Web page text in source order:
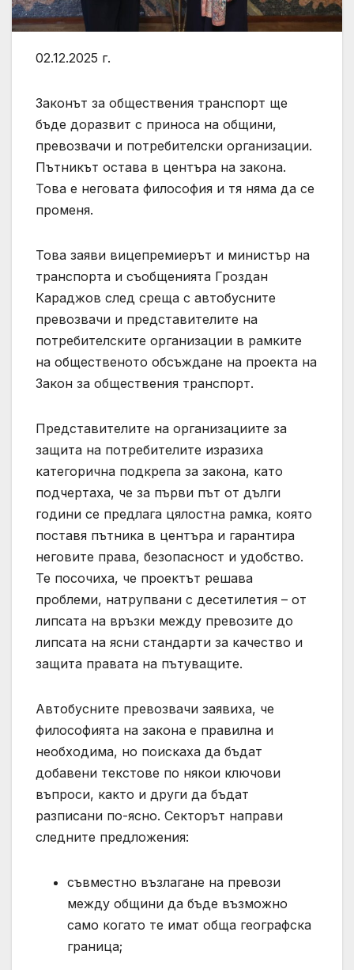
02.12.2025 г.
Законът за обществения транспорт ще
бъде доразвит с приноса на общини,
превозвачи и потребителски организации.
Пътникът остава в центъра на закона.
Това е неговата философия и тя няма да се
променя.
Това заяви вицепремиерът и министър на
транспорта и съобщенията Гроздан
Караджов след среща с автобусните
превозвачи и представителите на
потребителските организации в рамките
на общественото обсъждане на проекта на
Закон за обществения транспорт.
Представителите на организациите за
защита на потребителите изразиха
категорична подкрепа за закона, като
подчертаха, че за първи път от дълги
години се предлага цялостна рамка, която
поставя пътника в центъра и гарантира
неговите права, безопасност и удобство.
Те посочиха, че проектът решава
проблеми, натрупвани с десетилетия – от
липсата на връзки между превозите до
липсата на ясни стандарти за качество и
защита правата на пътуващите.
Автобусните превозвачи заявиха, че
философията на закона е правилна и
необходима, но поискаха да бъдат
добавени текстове по някои ключови
въпроси, както и други да бъдат
разписани по-ясно. Секторът направи
следните предложения:
съвместно възлагане на превози
между общини да бъде възможно
само когато те имат обща географска
граница;